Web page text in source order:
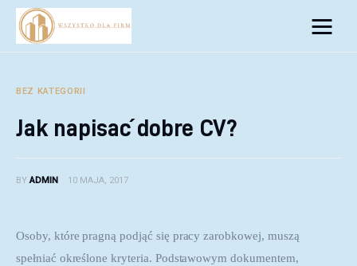
Biznes
Inwestycje
Rozwój
BEZ KATEGORII
Jak napisać dobre CV?
BY ADMIN 10 MAJA, 2017
Osoby, które pragną podjąć się pracy zarobkowej, muszą
spełniać określone kryteria. Podstawowym dokumentem,